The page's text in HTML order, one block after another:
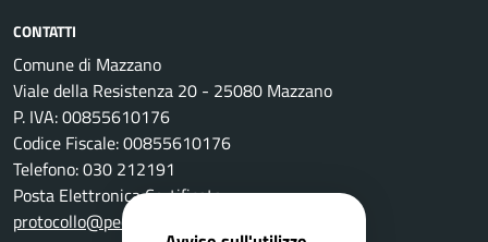
CONTATTI
Comune di Mazzano
Viale della Resistenza 20 - 25080 Mazzano
P. IVA: 00855610176
Codice Fiscale: 00855610176
Telefono: 030 212191
Posta Elettronica Certificata:
protocollo@pec.comune.mazzano.bs.it